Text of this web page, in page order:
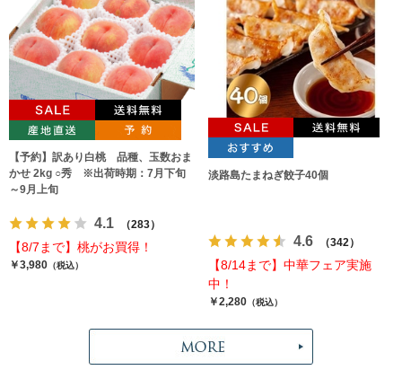
【予約】訳あり白桃 品種、玉数おま
かせ 2kg ○秀 ※出荷時期：7月下旬
～9月上旬
4.1 （283）
【8/7まで】桃がお買得！
￥3,980 （税込）
淡路島たまねぎ餃子40個
4.6 （342）
【8/14まで】中華フェア実施
中！
￥2,280（税込）